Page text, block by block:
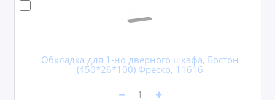
Обкладка для 1-но дверного шкафа, Бостон
(450*26*100) Фреско, 11616